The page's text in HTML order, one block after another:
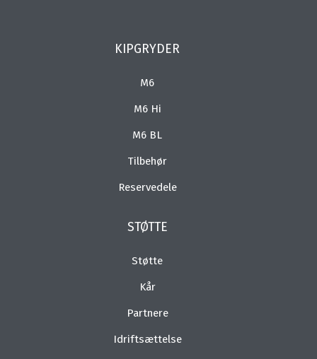
KIPGRYDER
M6
M6 Hi
M6 BL
Tilbehør
Reservedele
STØTTE
Støtte
Kår
Partnere
Idriftsættelse